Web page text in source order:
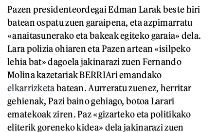
Pazen presidenteordegai Edman Larak beste hiri
batean ospatu zuen garaipena, eta azpimarratu
«anaitasunerako eta bakeak egiteko garaia» dela.
Lara polizia ohiaren eta Pazen artean «isilpeko
lehia bat» dagoela jakinarazi zuen Fernando
Molina kazetariak BERRIAri emandako
elkarrizketabatean. Aurreratu zuenez, herritar
gehienak, Pazi baino gehiago, botoa Larari
ematekoak ziren. Paz «gizarteko eta politikako
eliterik goreneko kidea» dela jakinarazi zuen